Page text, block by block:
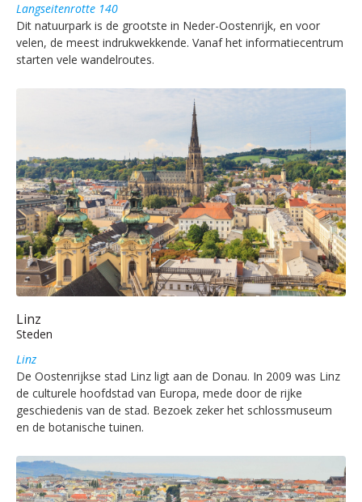
Langseitenrotte 140
Dit natuurpark is de grootste in Neder-Oostenrijk, en voor
velen, de meest indrukwekkende. Vanaf het informatiecentrum
starten vele wandelroutes.
Linz
Steden
Linz
De Oostenrijkse stad Linz ligt aan de Donau. In 2009 was Linz
de culturele hoofdstad van Europa, mede door de rijke
geschiedenis van de stad. Bezoek zeker het schlossmuseum
en de botanische tuinen.